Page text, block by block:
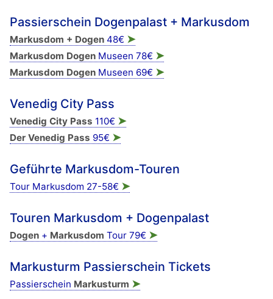
Passierschein Dogenpalast + Markusdom
Markusdom + Dogen48€ ➤
Markusdom DogenMuseen 78€ ➤
Markusdom DogenMuseen 69€ ➤
Venedig City Pass
Venedig City Pass 110€ ➤
Der Venedig Pass 95€ ➤
Geführte Markusdom-Touren
Tour Markusdom 27-58€ ➤
Touren Markusdom + Dogenpalast
Dogen+ Markusdom Tour 79€ ➤
Markusturm Passierschein Tickets
Passierschein Markusturm ➤